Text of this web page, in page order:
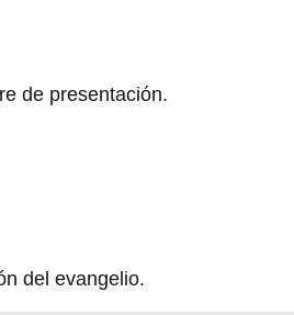
de presentación.
del evangelio.